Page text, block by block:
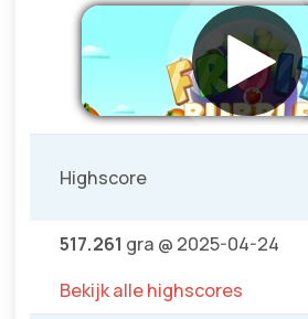
Highscore
517.261 gra @ 2025-04-24
Bekijk alle highscores